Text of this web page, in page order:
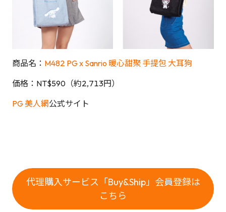
商品名： M482 PG x Sanrio 暖心甜聚 手提包 大耳狗
価格：NT$590（約2,713円）
PG 美人網公式サイト
代理購入サービス「Buy&Ship」会員登録は
こちら